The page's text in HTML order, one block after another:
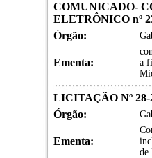
COMUNICADO-
ELETRÔNICO nº
Órgão:
Ementa:
a
LICITAÇÃO Nº 28-
Órgão:
Ementa:
de